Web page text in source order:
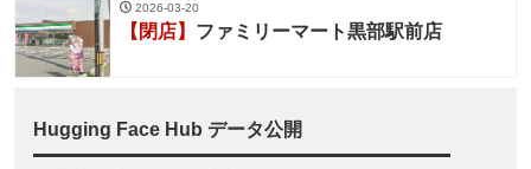
2026-03-20
【閉店】 ファミリーマート黒部駅前店
Hugging Face Hub データ公開